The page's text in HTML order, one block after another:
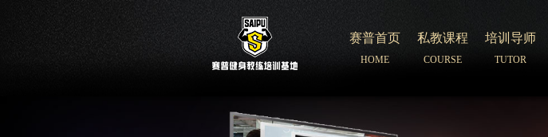
赛普首页
HOME
私教课程
COURSE
培训导师
TUTOR